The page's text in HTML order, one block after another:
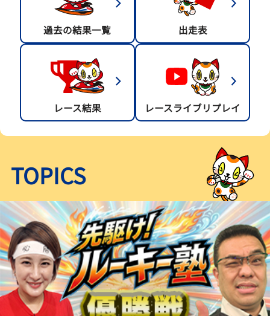
過去の結果一覧 出走表
レース結果 レースライブリプレイ
TOPICS